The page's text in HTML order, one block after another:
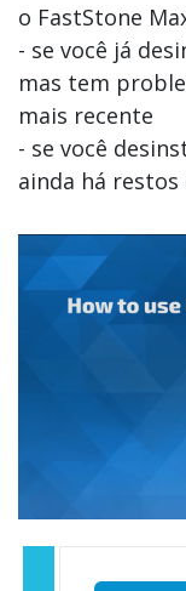
o FastStone
- se você já
mas tem
mais recente
- se você
ainda há